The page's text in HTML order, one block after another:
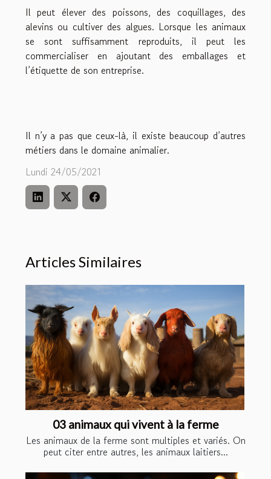
Il peut élever des poissons, des coquillages, des
alevins ou cultiver des algues. Lorsque les animaux
se sont suffisamment reproduits, il peut les
commercialiser en ajoutant des emballages et
l’étiquette de son entreprise.
Il n’y a pas que ceux-là, il existe beaucoup d’autres
métiers dans le domaine animalier.
Lundi 24/05/2021
Articles Similaires
03 animaux qui vivent à la ferme
Les animaux de la ferme sont multiples et variés. On
peut citer entre autres, les animaux laitiers...